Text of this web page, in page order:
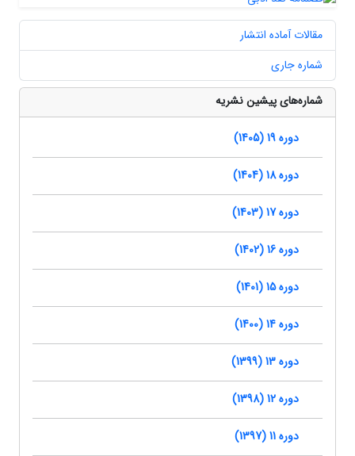
مقالات آماده انتشار
شماره جاری
شماره‌های پیشین نشریه
دوره 19 (1405)
دوره 18 (1404)
دوره 17 (1403)
دوره 16 (1402)
دوره 15 (1401)
دوره 14 (1400)
دوره 13 (1399)
دوره 12 (1398)
دوره 11 (1397)